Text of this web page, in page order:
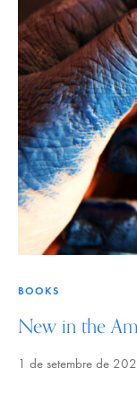
BOOKS
New in the
1 de setembre de